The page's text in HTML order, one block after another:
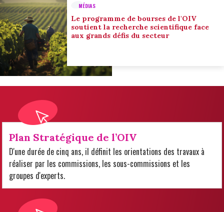
MÉDIAS
Le programme de bourses de l'OIV
soutient la recherche scientifique face
aux grands défis du secteur
Plan Stratégique de l’OIV
D'une durée de cinq ans, il définit les orientations des travaux à
réaliser par les commissions, les sous-commissions et les
groupes d'experts.